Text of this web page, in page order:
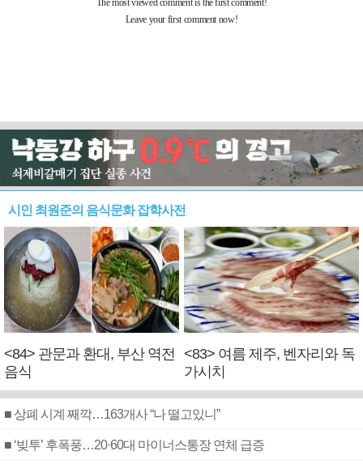
시인 최원준의 음식문화 잡학사전
<84> 관문과 환대, 부산 역전
음식
<83> 여름 제주, 벤자리와 독
가시치
■ 상폐 시계 째깍…163개사 “나 떨고있니”
■ ‘빚투’ 후폭풍…20·60대 마이너스통장 연체 급증